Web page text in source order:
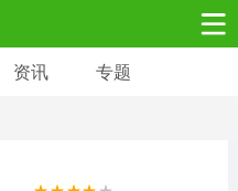
安卓游戏
资讯 专题